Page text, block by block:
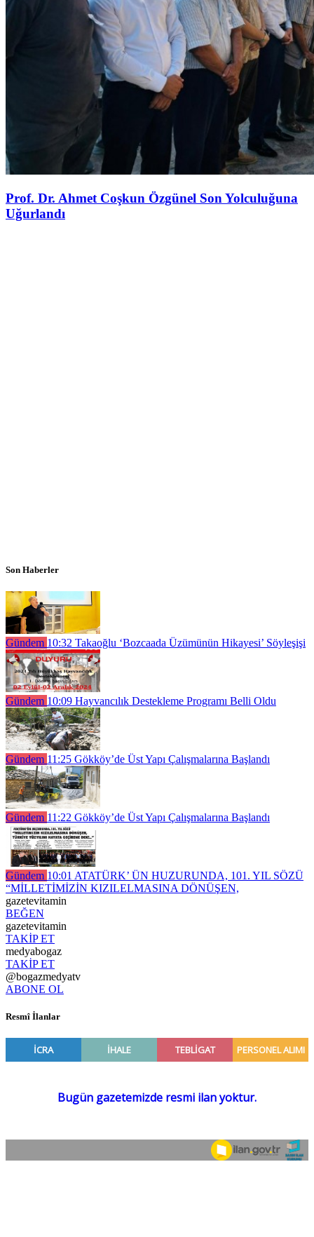
Prof. Dr. Ahmet Coşkun Özgünel Son Yolculuğuna
Uğurlandı
Son Haberler
Gündem 10:32 Takaoğlu ‘Bozcaada Üzümünün Hikayesi’ Söyleşişi
Gündem 10:09 Hayvancılık Destekleme Programı Belli Oldu
Gündem 11:25 Gökköy’de Üst Yapı Çalışmalarına Başlandı
Gündem 11:22 Gökköy’de Üst Yapı Çalışmalarına Başlandı
Gündem 10:01 ATATÜRK’ ÜN HUZURUNDA, 101. YIL SÖZÜ
“MİLLETİMİZİN KIZILELMASINA DÖNÜŞEN,
gazetevitamin
BEĞEN
gazetevitamin
TAKİP ET
medyabogaz
TAKİP ET
@bogazmedyatv
ABONE OL
Resmî İlanlar